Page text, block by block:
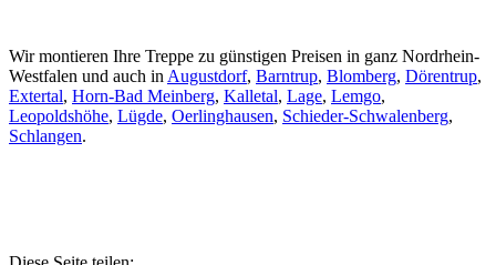
Wir montieren Ihre Treppe zu günstigen Preisen in ganz Nordrhein-
Westfalen und auch in Augustdorf, Barntrup, Blomberg, Dörentrup,
Extertal, Horn-Bad Meinberg, Kalletal, Lage, Lemgo,
Leopoldshöhe, Lügde, Oerlinghausen, Schieder-Schwalenberg,
Schlangen.